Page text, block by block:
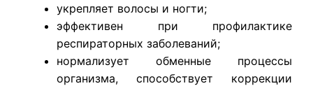
укрепляет волосы и ногти;
эффективен при профилактике
респираторных заболеваний;
нормализует обменные процессы
организма, способствует коррекции